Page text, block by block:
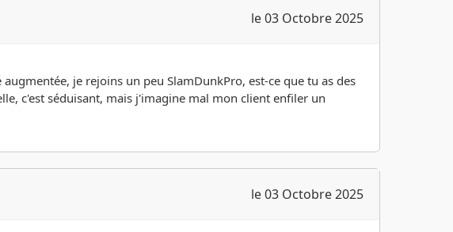
le 03 Octobre 2025
je rejoins un peu SlamDunkPro, est-ce que tu as des
c'est séduisant, mais j'imagine mal mon client enfiler un
le 03 Octobre 2025